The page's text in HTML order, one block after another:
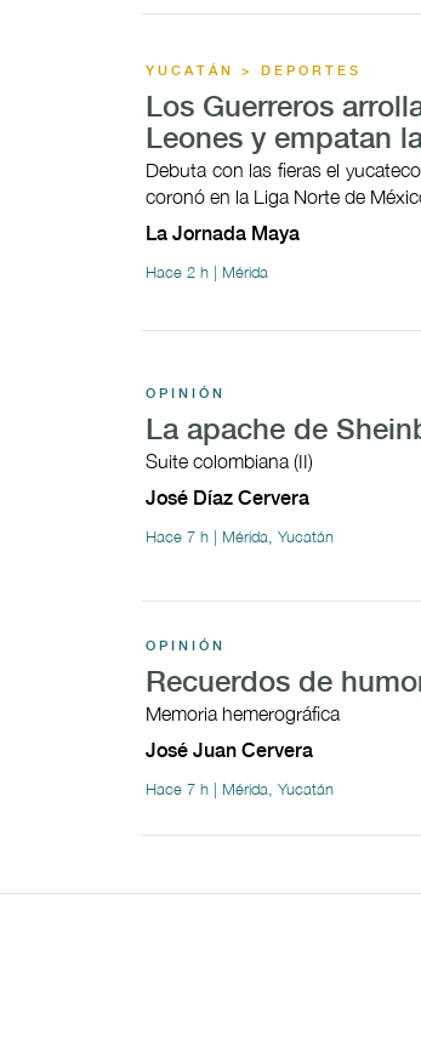
YUCATÁN > DEPORTES
Los Guerreros
Leones y empatan
Debuta con las fieras el
coronó en la Liga Norte de
La Jornada Maya
Hace 2 h | Mérida
OPINIÓN
La apache de
Suite colombiana (II)
José Díaz Cervera
Hace 7 h | Mérida, Yucatán
OPINIÓN
Recuerdos de
Memoria hemerográfica
José Juan Cervera
Hace 7 h | Mérida, Yucatán